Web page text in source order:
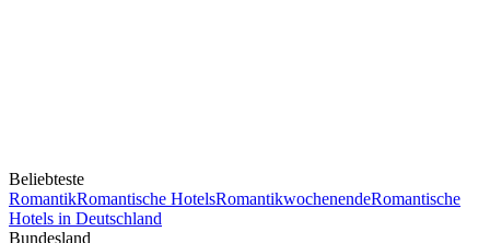
Beliebteste
RomantikRomantische HotelsRomantikwochenendeRomantische
Hotels in Deutschland
Bundesland